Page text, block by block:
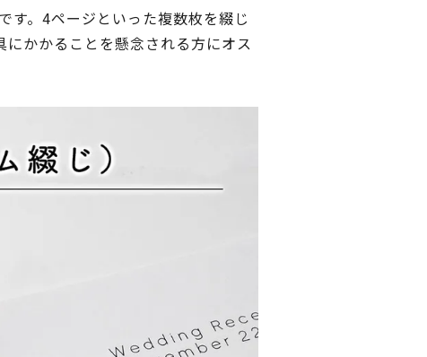
です。4ページといった複数枚を綴じ
かかることを懸念される方にオス